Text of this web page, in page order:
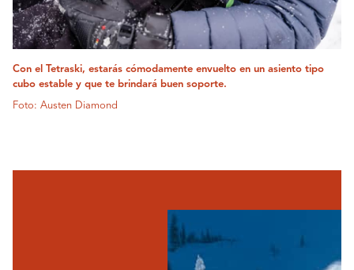
Con el Tetraski, estarás cómodamente envuelto en un asiento tipo
cubo estable y que te brindará buen soporte.
Foto: Austen Diamond